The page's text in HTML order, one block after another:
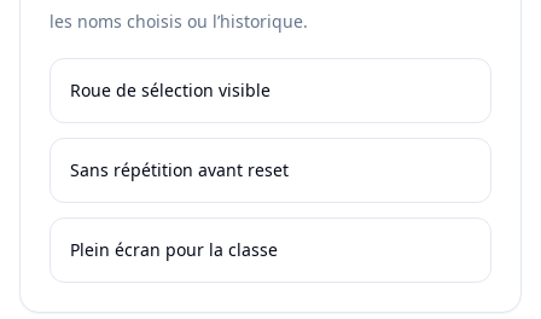
les noms choisis ou l’historique.
Roue de sélection visible
Sans répétition avant reset
Plein écran pour la classe